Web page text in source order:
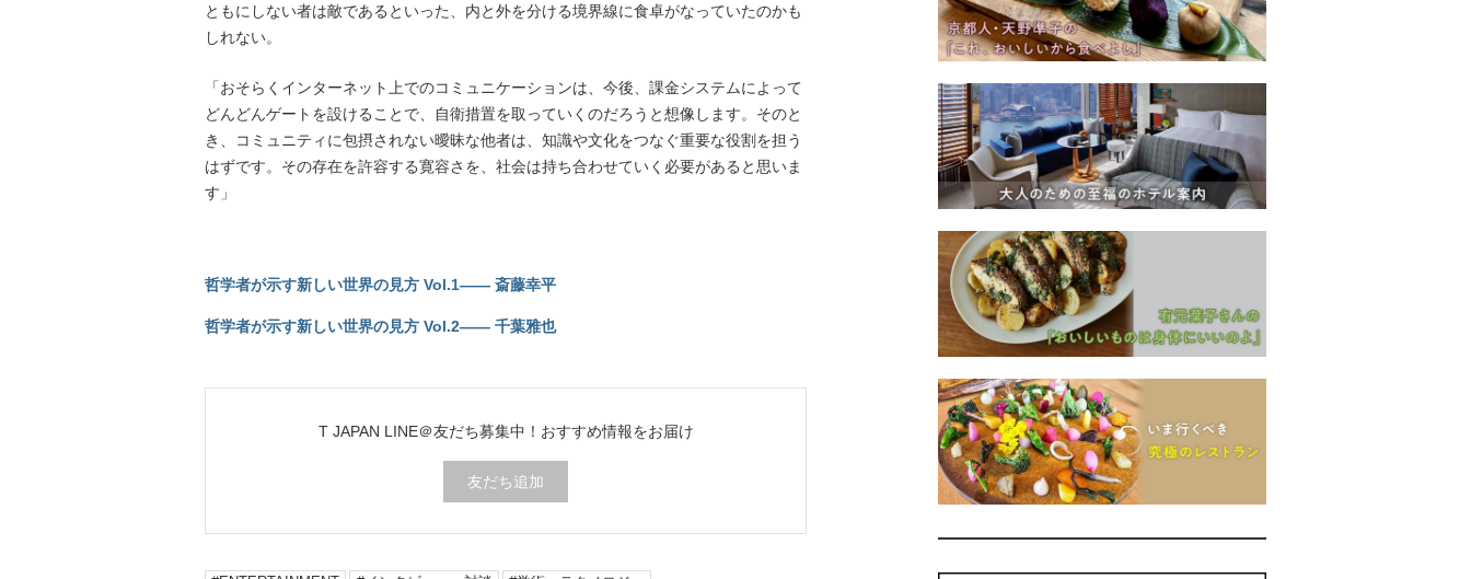
ともにしない者は敵であるといった、内と外を分ける境界線に食卓がなっていたのかも
しれない。
「おそらくインターネット上でのコミュニケーションは、今後、課金システムによって
どんどんゲートを設けることで、自衛措置を取っていくのだろうと想像します。そのと
き、コミュニティに包摂されない曖昧な他者は、知識や文化をつなぐ重要な役割を担う
はずです。その存在を許容する寛容さを、社会は持ち合わせていく必要があると思いま
す」
哲学者が示す新しい世界の見方 Vol.1―― 斎藤幸平
哲学者が示す新しい世界の見方 Vol.2―― 千葉雅也
T JAPAN LINE＠友だち募集中！ おすすめ情報をお届け
友だち追加